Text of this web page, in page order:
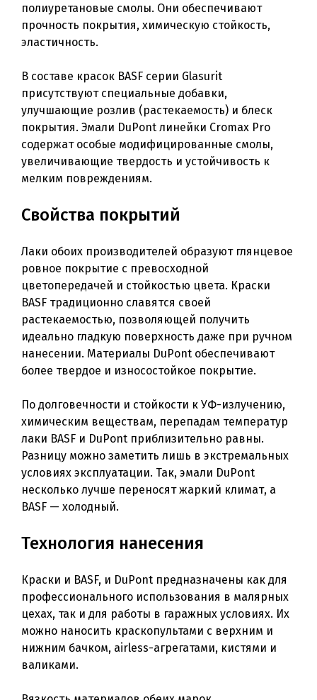
полиуретановые смолы. Они обеспечивают
прочность покрытия, химическую стойкость,
эластичность.
В составе красок BASF серии Glasurit
присутствуют специальные добавки,
улучшающие розлив (растекаемость) и блеск
покрытия. Эмали DuPont линейки Cromax Pro
содержат особые модифицированные смолы,
увеличивающие твердость и устойчивость к
мелким повреждениям.
Свойства покрытий
Лаки обоих производителей образуют глянцевое
ровное покрытие с превосходной
цветопередачей и стойкостью цвета. Краски
BASF традиционно славятся своей
растекаемостью, позволяющей получить
идеально гладкую поверхность даже при ручном
нанесении. Материалы DuPont обеспечивают
более твердое и износостойкое покрытие.
По долговечности и стойкости к УФ-излучению,
химическим веществам, перепадам температур
лаки BASF и DuPont приблизительно равны.
Разницу можно заметить лишь в экстремальных
условиях эксплуатации. Так, эмали DuPont
несколько лучше переносят жаркий климат, a
BASF — холодный.
Технология нанесения
Краски и BASF, и DuPont предназначены как для
профессионального использования в малярных
цехах, так и для работы в гаражных условиях. Их
можно наносить краскопультами с верхним и
нижним бачком, airless-агрегатами, кистями и
валиками.